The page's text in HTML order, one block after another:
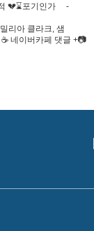
💔⌛️포기인가 -
리아 클라크, 샘
네이버카페 댓글 +📷